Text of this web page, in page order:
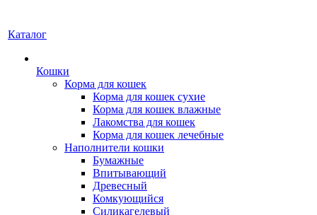
Каталог
Кошки
Корма для кошек
Корма для кошек сухие
Корма для кошек влажные
Лакомства для кошек
Корма для кошек лечебные
Наполнители кошки
Бумажные
Впитывающий
Древесный
Комкующийся
Силикагелевый